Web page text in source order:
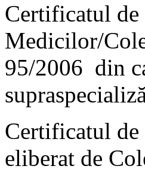
Certificatul
Medicilor/
95/2006 din
Certificatul
eliberat de